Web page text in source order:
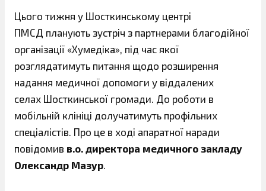
Цього тижня у Шосткинському центрі
ПМСД планують зустріч з партнерами благодійної
організації «Хумедіка», під час якої
розглядатимуть питання щодо розширення
надання медичної допомоги у віддалених
селах Шосткинської громади. До роботи в
мобільній клініці долучатимуть профільних
спеціалістів. Про це в ході апаратної наради
повідомив в.о. директора медичного закладу
Олександр Мазур.